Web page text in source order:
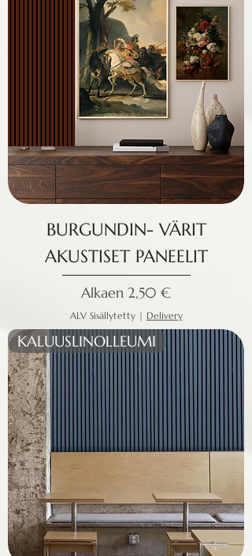
BURGUNDIN- VÄRIT
AKUSTISET PANEELIT
Alkaen 2,50 €
Alehinta
ALV Sisällytetty| Delivery
KALUUSLINOLLEUMI